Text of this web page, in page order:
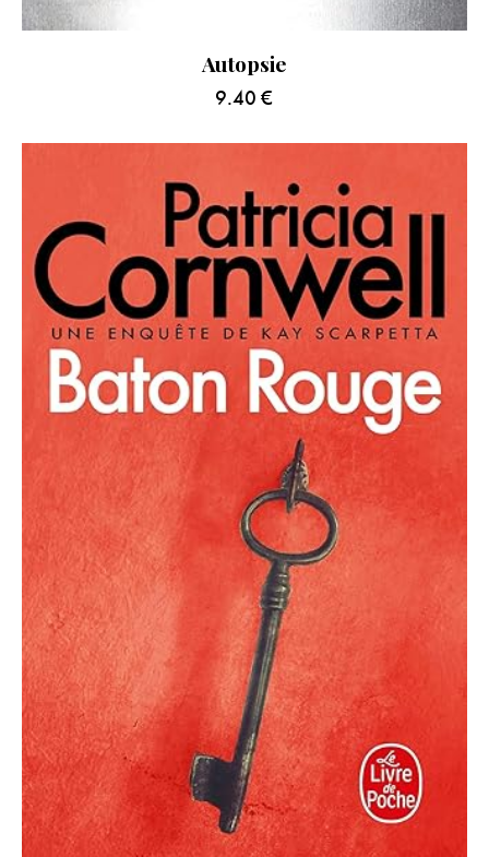
Autopsie
9.40 €